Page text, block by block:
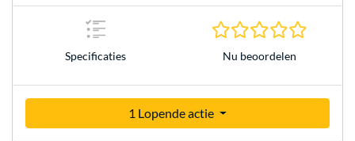
Specificaties Nu beoordelen
1 Lopende actie